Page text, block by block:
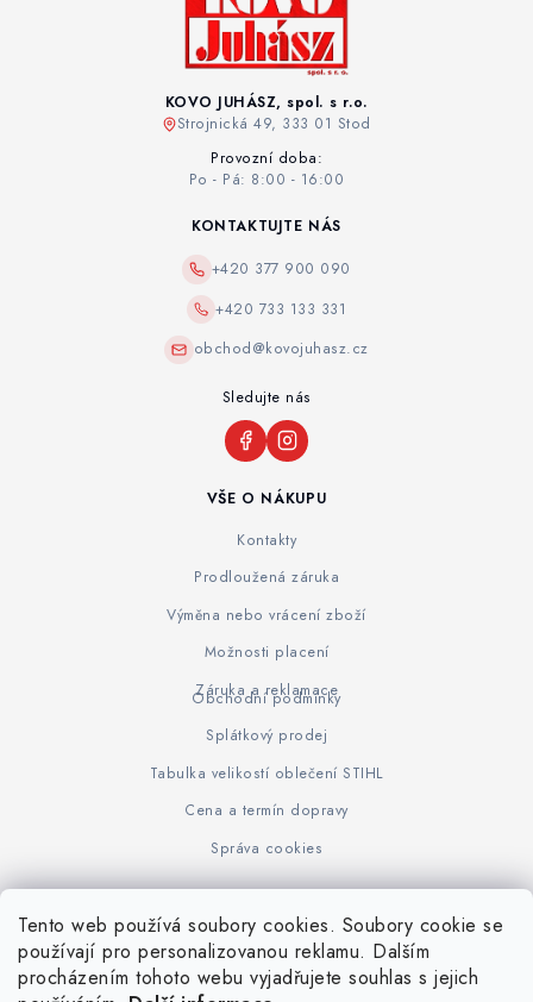
Tento web používá soubory cookies. Soubory cookie se
používají pro personalizovanou reklamu. Dalším
procházením tohoto webu vyjadřujete souhlas s jejich
KOVO JUHÁSZ, spol. s r.o.
Strojnická 49, 333 01 Stod
Provozní doba:
Po - Pá: 8:00 - 16:00
VŠE O NÁKUPU
Kontakty
Prodloužená záruka
Výměna nebo vrácení zboží
Možnosti placení
Záruka a reklamace
Obchodní podmínky
Splátkový prodej
Tabulka velikostí oblečení STIHL
Cena a termín dopravy
Správa cookies
KONTAKTUJTE NÁS
+420 377 900 090
+420 733 133 331
obchod@kovojuhasz.cz
Sledujte nás
www.KOVOJUHASZ.cz Výrobce STIHL STIHL Timbersport